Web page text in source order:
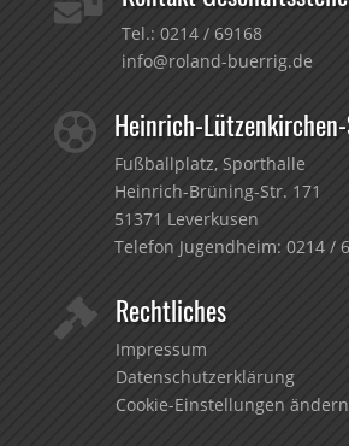
Tel.: 0214 / 69168
info@roland-buerrig.de
 Heinrich-
Fußballplatz, Sporthalle
Heinrich-Brüning-Str. 171
51371 Leverkusen
Telefon Jugendheim: 0214 /
 Rechtliches
Impressum
Datenschutzerklärung
Cookie-Einstellungen ändern